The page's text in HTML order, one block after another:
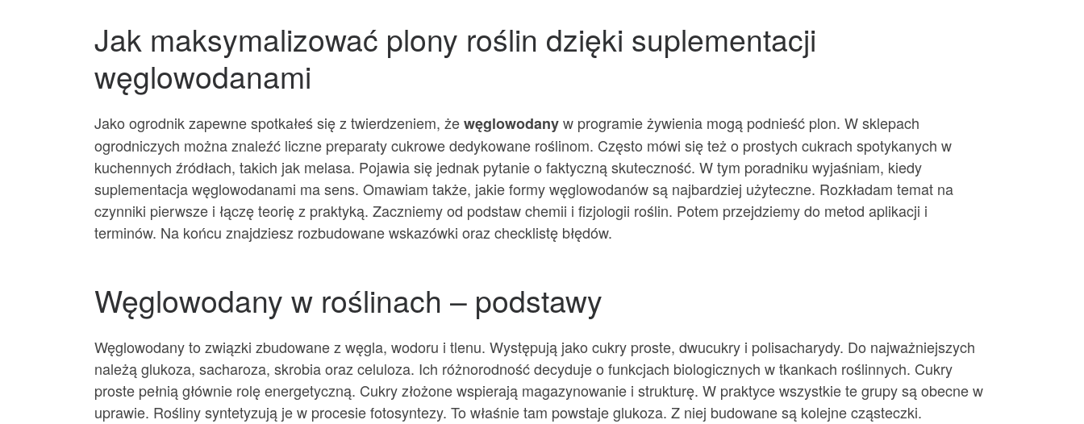
Jak maksymalizować plony roślin dzięki suplementacji
węglowodanami
Jako ogrodnik zapewne spotkałeś się z twierdzeniem, żewęglowodanyw programie żywienia mogą podnieść plon. W sklepach
ogrodniczych można znaleźć liczne preparaty cukrowe dedykowane roślinom. Często mówi się też o prostych cukrach spotykanych w
kuchennych źródłach, takich jak melasa. Pojawia się jednak pytanie o faktyczną skuteczność. W tym poradniku wyjaśniam, kiedy
suplementacja węglowodanami ma sens. Omawiam także, jakie formy węglowodanów są najbardziej użyteczne. Rozkładam temat na
czynniki pierwsze i łączę teorię z praktyką. Zaczniemy od podstaw chemii i fizjologii roślin. Potem przejdziemy do metod aplikacji i
terminów. Na końcu znajdziesz rozbudowane wskazówki oraz checklistę błędów.
Węglowodany w roślinach – podstawy
Węglowodany to związki zbudowane z węgla, wodoru i tlenu. Występują jako cukry proste, dwucukry i polisacharydy. Do najważniejszych
należą glukoza, sacharoza, skrobia oraz celuloza. Ich różnorodność decyduje o funkcjach biologicznych w tkankach roślinnych. Cukry
proste pełnią głównie rolę energetyczną. Cukry złożone wspierają magazynowanie i strukturę. W praktyce wszystkie te grupy są obecne w
uprawie. Rośliny syntetyzują je w procesie fotosyntezy. To właśnie tam powstaje glukoza. Z niej budowane są kolejne cząsteczki.